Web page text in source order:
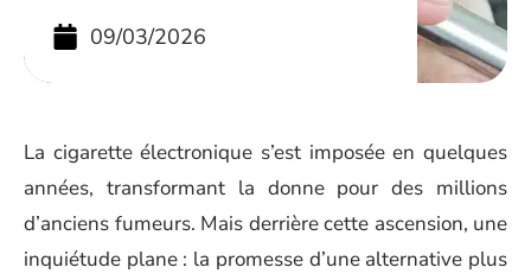
09/03/2026
La cigarette électronique s’est imposée en quelques
années, transformant la donne pour des millions
d’anciens fumeurs. Mais derrière cette ascension, une
inquiétude plane : la promesse d’une alternative plus